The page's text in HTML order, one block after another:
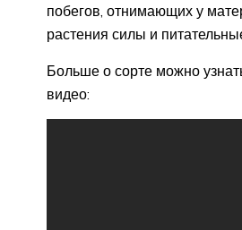
побегов, отнимающих у
растения силы и
Больше о сорте можно
видео: